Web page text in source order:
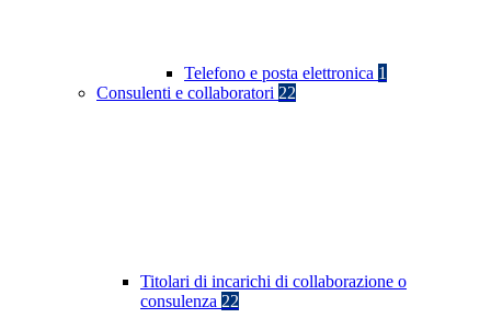
Telefono e posta elettronica 1
Consulenti e collaboratori 22
Titolari di incarichi di collaborazione o
consulenza 22